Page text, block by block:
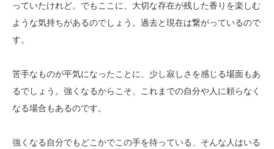
っていたけれど。でもここに、大切な存在が残した香りを楽しむ
ような気持ちがあるのでしょう。過去と現在は繋がっているので
す。
苦手なものが平気になったことに、少し寂しさを感じる場面もあ
るでしょう。強くなるからこそ、これまでの自分や人に頼らなく
なる場合もあるのです。
強くなる自分でもどこかでこの手を待っている、そんな人はいる